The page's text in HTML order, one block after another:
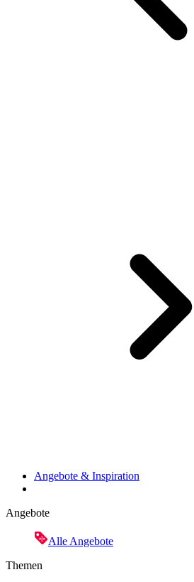
Angebote & Inspiration
Angebote
Alle Angebote
Themen